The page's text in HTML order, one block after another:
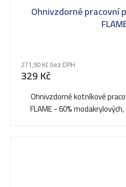
Ohnivzdorné pracovní
271,90 Kč bez DPH
329 Kč
Ohnivzdorné kotníkové
FLAME - 60%